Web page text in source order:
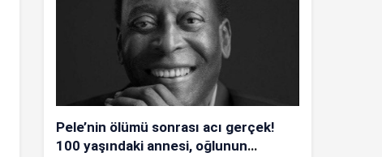
Pele’nin ölümü sonrası acı gerçek!
100 yaşındaki annesi, oğlunun